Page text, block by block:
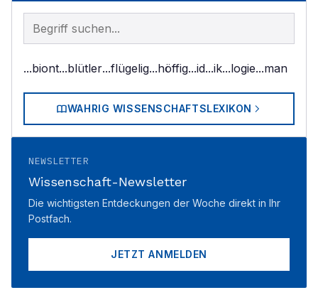
Begriff im Lexikon suchen
...biont...blütler...flügelig...höffig...id...ik...logie...man
WAHRIG WISSENSCHAFTSLEXIKON
NEWSLETTER
Wissenschaft-Newsletter
Die wichtigsten Entdeckungen der Woche direkt in Ihr
Postfach.
JETZT ANMELDEN